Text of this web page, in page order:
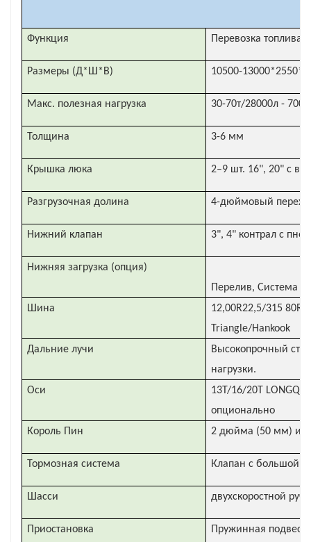
Функция Перевозка
Размеры (Д*Ш*В) 10500-
Макс. полезная нагрузка 30-70т/28000л -
Толщина 3-6 мм
Крышка люка 2–9 шт. 16", 20" с
Разгрузочная долина 4-дюймовый
Нижний клапан 3", 4" контрал с
Нижняя загрузка (опция)
Перелив, Система
Шина
12,00R22,5/315
Triangle/Hankook
Дальние лучи
Высокопрочный
нагрузки.
Оси
13T/16/20T LONGQ
опционально
Король Пин
2 дюйма (50 мм)
Тормозная система Клапан с большой
Шасси двухскоростной
Приостановка Пружинная